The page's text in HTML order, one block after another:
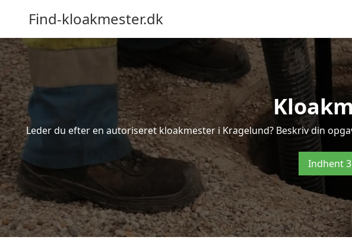
Find-kloakmester.dk
Leder du efter en autoriseret kloakmester i Kragelund? Beskriv din
Indhent